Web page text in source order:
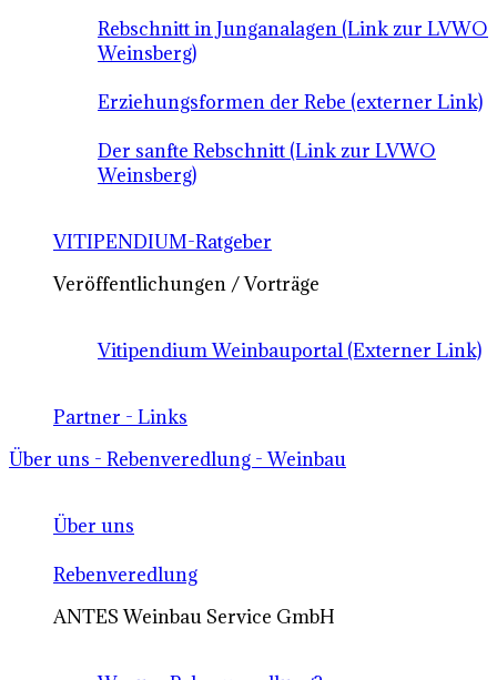
Rebschnitt in Junganalagen (Link zur LVWO
Weinsberg)
Erziehungsformen der Rebe (externer Link)
Der sanfte Rebschnitt (Link zur LVWO
Weinsberg)
VITIPENDIUM-Ratgeber
Veröffentlichungen / Vorträge
Vitipendium Weinbauportal (Externer Link)
Partner - Links
Über uns - Rebenveredlung - Weinbau
Über uns
Rebenveredlung
ANTES Weinbau Service GmbH